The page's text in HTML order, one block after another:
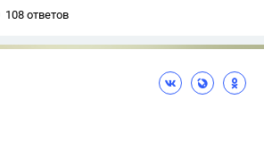
108 ответов